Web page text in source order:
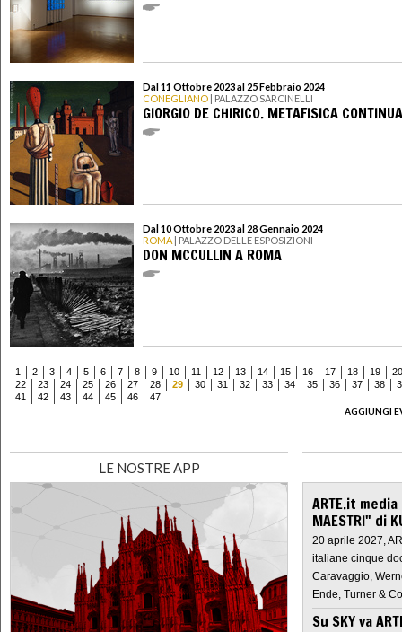
Dal 11 Ottobre 2023 al 25 Febbraio 2024
CONEGLIANO | PALAZZO SARCINELLI
GIORGIO DE CHIRICO. METAFISICA CONTINUA
Dal 10 Ottobre 2023 al 28 Gennaio 2024
ROMA | PALAZZO DELLE ESPOSIZIONI
DON MCCULLIN A ROMA
1 2 3 4 5 6 7 8 9 10 11 12 13 14 15 16 17 18 19
20
22
23 24 25 26 27 28 29 30 31 32 33 34 35 36 37 38
41
42 43 44 45 46
47
AGGIUNGI
LE NOSTRE APP
ARTE.it
MAESTRI" di
20 aprile 2027,
italiane cinque
Caravaggio,
Ende, Turner &
Su SKY va